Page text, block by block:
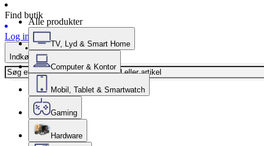
Find butik
Log ind
Indkøbskurv
Alle produkter
TV, Lyd & Smart Home
Computer & Kontor
Mobil, Tablet & Smartwatch
Gaming
Hardware